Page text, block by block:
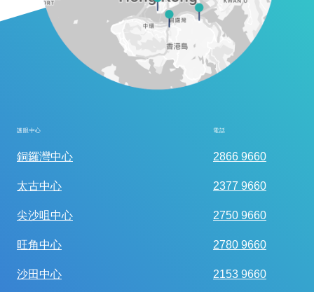
護眼中心 電話
銅鑼灣中心 2866 9660
太古中心 2377 9660
尖沙咀中心 2750 9660
旺角中心 2780 9660
沙田中心 2153 9660